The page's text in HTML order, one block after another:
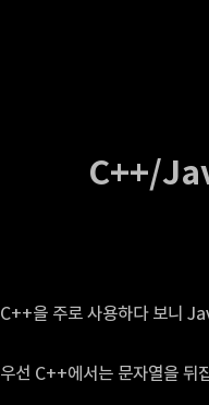
C++/
C++을 주로 사용하다 보니
우선 C++에서는 문자열을 뒤